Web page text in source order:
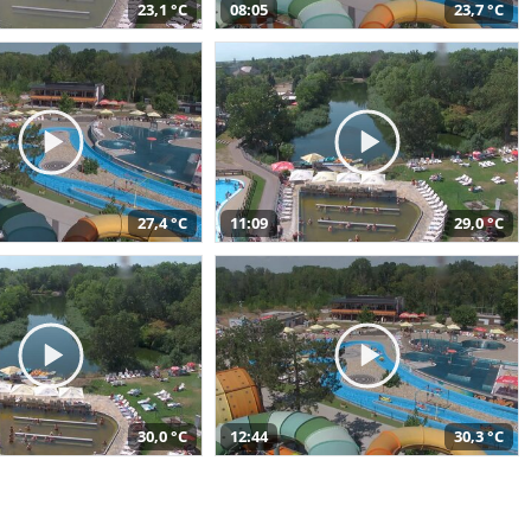
23,1 °C 08:05 23,7 °C
27,4 °C 11:09 29,0 °C
30,0 °C 12:44 30,3 °C